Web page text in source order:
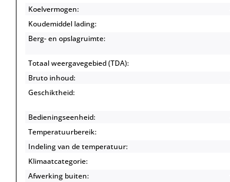
Koelvermogen:
Koudemiddel lading:
Berg- en opslagruimte:
Totaal weergavegebied (TDA):
Bruto inhoud:
Geschiktheid:
Bedieningseenheid:
Temperatuurbereik:
Indeling van de temperatuur:
Klimaatcategorie:
Afwerking buiten: